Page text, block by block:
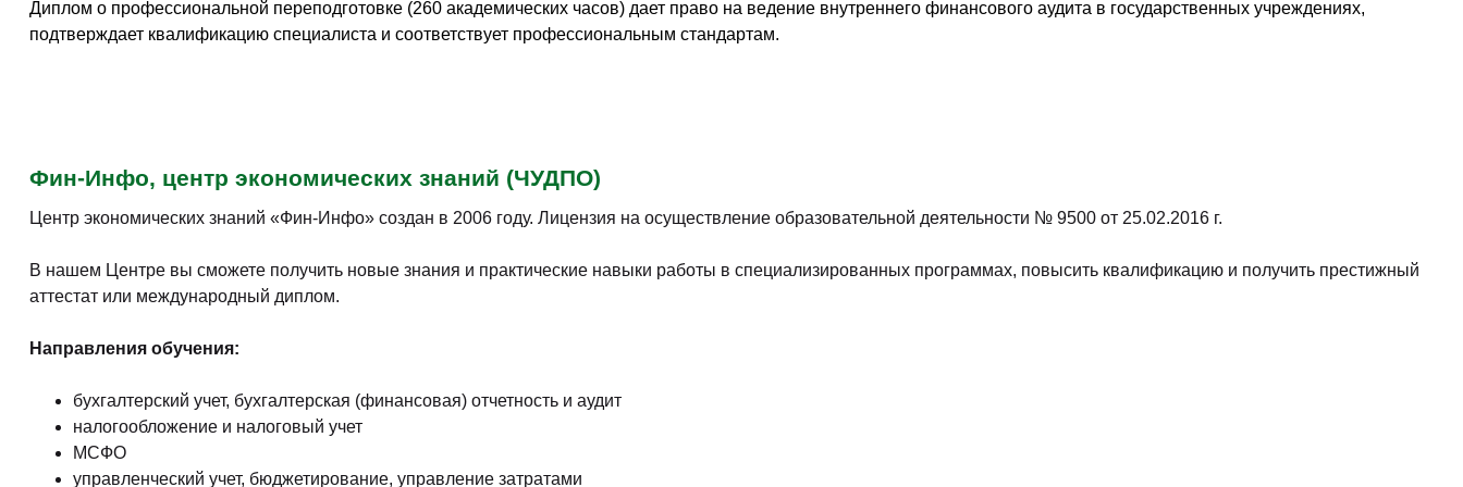
Диплом о профессиональной переподготовке (260 академических часов) дает право на ведение внутреннего финансового аудита в государственных учреждениях,
подтверждает квалификацию специалиста и соответствует профессиональным стандартам.
Фин-Инфо, центр экономических знаний (ЧУДПО)
Центр экономических знаний «Фин-Инфо» создан в 2006 году. Лицензия на осуществление образовательной деятельности № 9500 от 25.02.2016 г.
В нашем Центре вы сможете получить новые знания и практические навыки работы в специализированных программах, повысить квалификацию и получить престижный
аттестат или международный диплом.
Направления обучения:
бухгалтерский учет, бухгалтерская (финансовая) отчетность и аудит
налогообложение и налоговый учет
МСФО
управленческий учет, бюджетирование, управление затратами